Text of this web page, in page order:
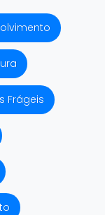
Frágeis